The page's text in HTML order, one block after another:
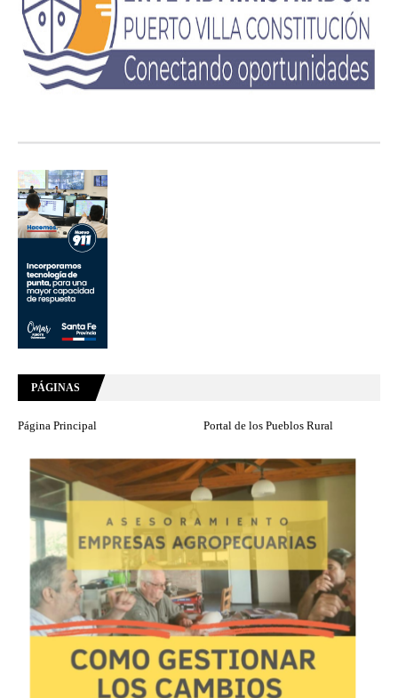
PÁGINAS
Página Principal Portal de los Pueblos Rural